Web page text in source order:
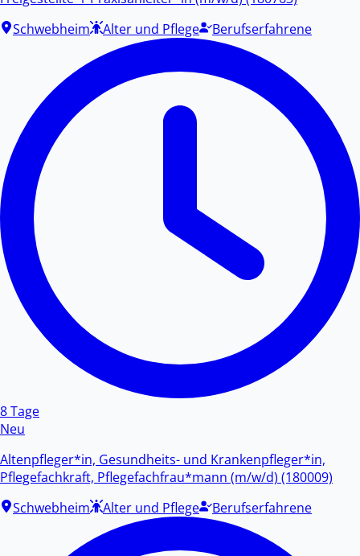
Schwebheim
Alter und Pflege Berufserfahrene
8 Tage
Neu
Altenpfleger*in, Gesundheits- und Krankenpfleger*in,
Pflegefachkraft, Pflegefachfrau*mann (m/w/d) (180009)
Schwebheim
Alter und Pflege Berufserfahrene